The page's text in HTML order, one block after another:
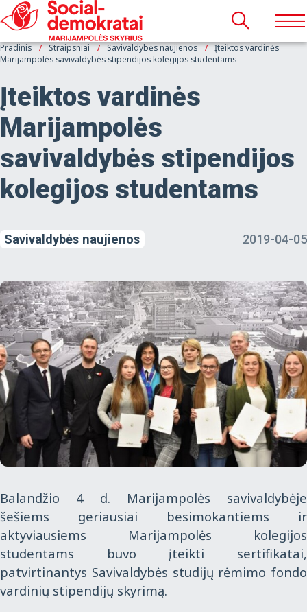
Pradinis Straipsniai Savivaldybės naujienos
Įteiktos vardinės
Marijampolės savivaldybės stipendijos kolegijos studentams
Įteiktos vardinės
Marijampolės
savivaldybės stipendijos
kolegijos studentams
Savivaldybės naujienos 2019-04-05
Balandžio 4 d. Marijampolės savivaldybėje
šešiems geriausiai besimokantiems ir
aktyviausiems Marijampolės kolegijos
studentams buvo įteikti sertifikatai,
patvirtinantys Savivaldybės studijų rėmimo fondo
vardinių stipendijų skyrimą.